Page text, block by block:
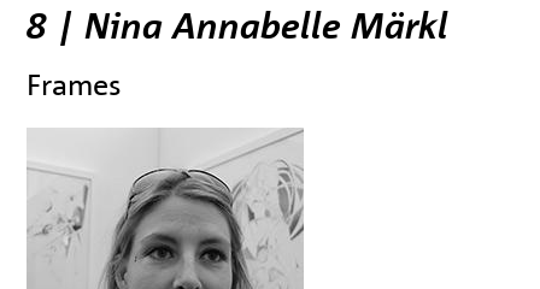
8 | Nina Annabelle Märkl
Frames